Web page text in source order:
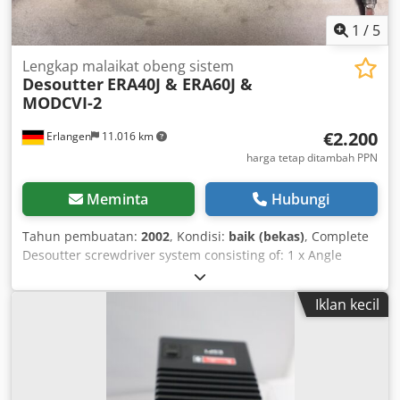
1 / 5
Erlangen 11.016 km
Lengkap malaikat obeng sistem
Desoutter ERA40J & ERA60J &
MODCVI-2
€2.200
harga tetap ditambah PPN
Meminta Hubungi
Tahun pembuatan: 2002, Kondisi: baik (bekas), Complete
Desoutter screwdriver system consisting of: 1 x Angle
screwdriver Desoutter ERA40J with integrated transducer
Art. No.: 6151650800 Torque range: 8 to 40 Nm Drive: 3/8"
Speed: 900 rpm Length: 458 mm Weight: 2.1 kg 1 x Angle
Art. No.: 6151650810 Torque range: 15 to 60 Nm Drive: 3/8"
Speed: 570 rpm Length: 469 mm Weight: 2.2 kg 1 x
Desoutter screwdriver controller MODCVI-2 (= rack version
Iklan kecil